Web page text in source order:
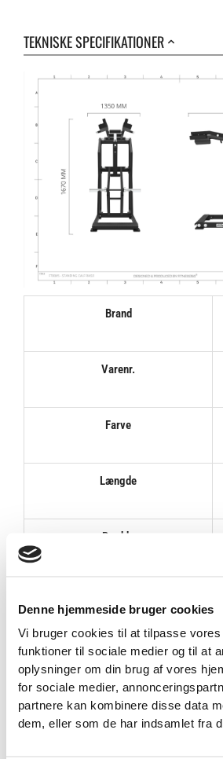
Denne hjemmeside bruger cookies
Vi bruger cookies til at tilpasse
funktioner til sociale medier og til at
oplysninger om din brug af vores
for sociale medier,
partnere kan kombinere disse data
dem, eller som de har indsamlet fra
TEKNISKE SPECIFIKATIONER
Brand
Varenr.
Farve
Længde
Bredde
Vægt
Max Vægtbelastning